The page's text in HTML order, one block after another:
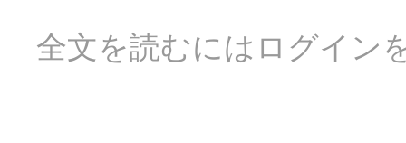
全文を読むにはログイン